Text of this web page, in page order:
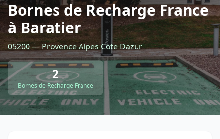
Retour à la liste des métiers
CGU-Confidentialité- Service proposé parViteUnDevis.com-Vous
Bornes de Recharge France
à Baratier
05200 — Provence Alpes Cote Dazur
2
Bornes de Recharge France